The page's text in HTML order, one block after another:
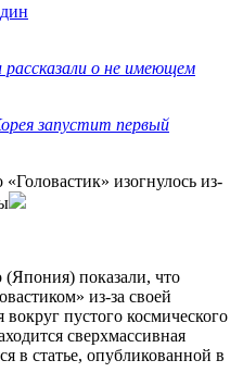
рассказали о не имеющем
запустит первый
изогнулось из-
показали, что
из-за своей
пустого космического
сверхмассивная
в статье, опубликованной в